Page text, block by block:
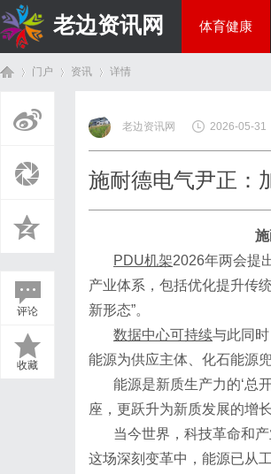
老边资讯网 体育健康
门户 资讯
›
详情
评论
收藏
老边资讯网 2026-05-31
施耐德电气尹正：
PDU机架2026年两会提
产业体系，包括优化提升传
新形态”。
数据中心可持续与此同时
能源为供应主体、化石能源
能源是新质生产力的‘总
座，更跃升为新质发展的增
当今世界，科技革命和
这场深刻变革中，能源已从